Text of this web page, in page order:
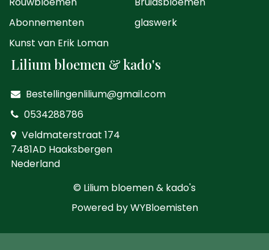
Abonnementen
glaswerk
Kunst van Erik Loman
Lilium bloemen & kado's
Bestellingenlilium@gmail.com
0534288786
Veldmaterstraat 174
7481AD Haaksbergen
Nederland
© Lilium bloemen & kado's
Powered byWYBloemisten